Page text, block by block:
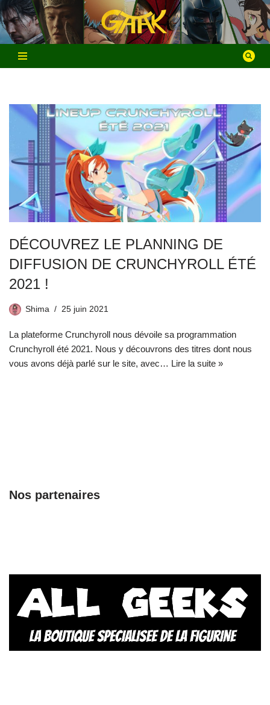
Aller
au
contenu
DÉCOUVREZ LE PLANNING DE
DIFFUSION DE CRUNCHYROLL ÉTÉ
2021 !
Shima 25 juin 2021
La plateforme Crunchyroll nous dévoile sa programmation
Crunchyroll été 2021. Nous y découvrons des titres dont nous
vous avons déjà parlé sur le site, avec… Lire la suite »
Nos partenaires